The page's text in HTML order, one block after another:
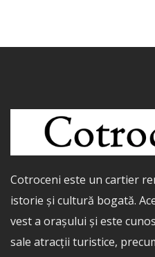
Cotroceni este un cartier
istorie și cultură bogată.
vest a orașului și este
sale atracții turistice,